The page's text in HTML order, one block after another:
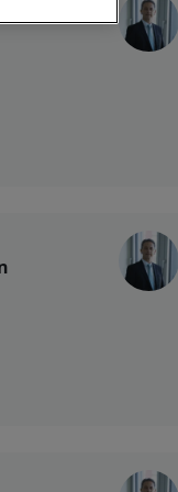
oder Zugriff